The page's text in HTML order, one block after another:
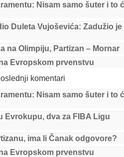
Nisam samo šuter i to
Duleta Vujoševića: Zadužio je
na Olimpiju, Partizan – Mornar
Evropskom prvenstvu
komentari
Nisam samo šuter i to
Evrokupu, dva za FIBA Ligu
ima li Čanak odgovore?
Evropskom prvenstvu